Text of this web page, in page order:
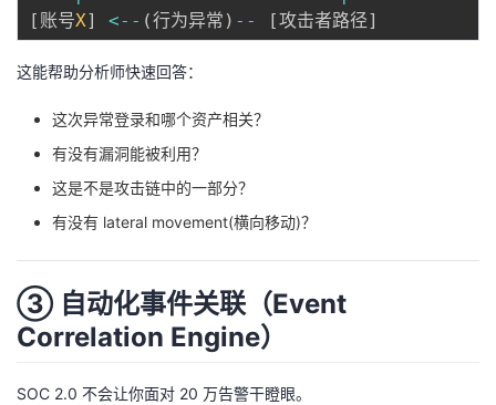
[ 账号X] <-- (行为异常 ) -- [攻击者路径]
这能帮助分析师快速回答：
这次异常登录和哪个资产相关？
有没有漏洞能被利用？
这是不是攻击链中的一部分？
有没有 lateral movement(横向移动)？
③ 自动化事件关联（Event
Correlation Engine）
SOC 2.0 不会让你面对 20 万告警干瞪眼。